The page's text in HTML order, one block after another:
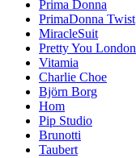
Prima Donna
PrimaDonna Twist
MiracleSuit
Pretty You London
Vitamia
Charlie Choe
Björn Borg
Hom
Pip Studio
Brunotti
Taubert